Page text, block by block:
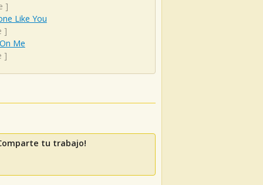
]
Like You
]
Me
]
tu trabajo!